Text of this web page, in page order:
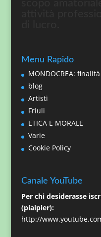
Menu Rapido
MONDOCREA: finalità
blog
Artisti
Friuli
ETICA E MORALE
Varie
Cookie Policy
Canale YouTube
Per chi desiderasse
(piaipier):
http://